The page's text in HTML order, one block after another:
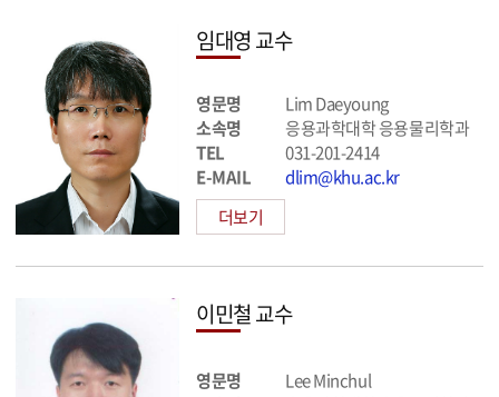
임대영 교수
영문명
Lim Daeyoung
소속명
응용과학대학 응용물리학과
TEL
031-201-2414
E-MAIL
dlim@khu.ac.kr
더보기
이민철 교수
영문명
Lee Minchul